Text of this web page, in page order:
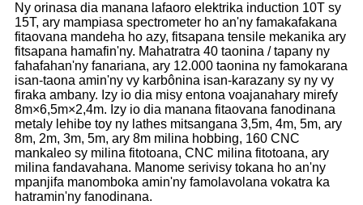
Ny orinasa dia manana lafaoro elektrika induction 10T sy
15T, ary mampiasa spectrometer ho an'ny famakafakana
fitaovana mandeha ho azy, fitsapana tensile mekanika ary
fitsapana hamafin'ny. Mahatratra 40 taonina / tapany ny
fahafahan'ny fanariana, ary 12.000 taonina ny famokarana
isan-taona amin'ny vy karbônina isan-karazany sy ny vy
firaka ambany. Izy io dia misy entona voajanahary mirefy
8m×6,5m×2,4m. Izy io dia manana fitaovana fanodinana
metaly lehibe toy ny lathes mitsangana 3,5m, 4m, 5m, ary
8m, 2m, 3m, 5m, ary 8m milina hobbing, 160 CNC
mankaleo sy milina fitotoana, CNC milina fitotoana, ary
milina fandavahana. Manome serivisy tokana ho an'ny
mpanjifa manomboka amin'ny famolavolana vokatra ka
hatramin'ny fanodinana.